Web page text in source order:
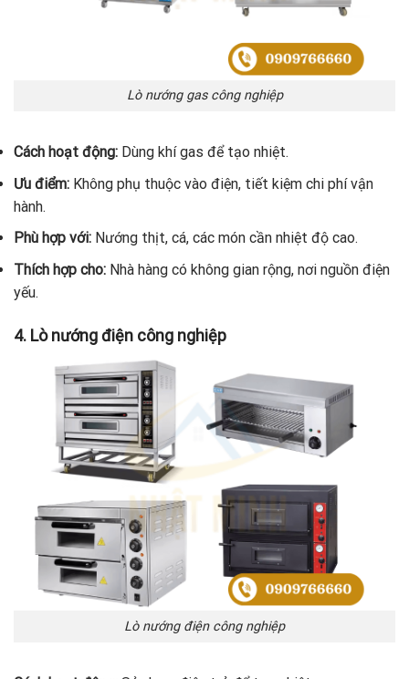
Lò nướng gas công nghiệp
Cách hoạt động: Dùng khí gas để tạo nhiệt.
Ưu điểm: Không phụ thuộc vào điện, tiết kiệm chi phí vận
hành.
Phù hợp với: Nướng thịt, cá, các món cần nhiệt độ cao.
Thích hợp cho: Nhà hàng có không gian rộng, nơi nguồn điện
yếu.
4. Lò nướng điện công nghiệp
Lò nướng điện công nghiệp